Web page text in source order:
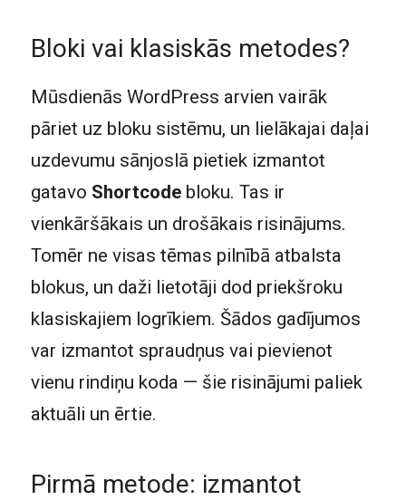
Bloki vai klasiskās metodes?
Mūsdienās WordPress arvien vairāk
pāriet uz bloku sistēmu, un lielākajai daļai
uzdevumu sānjoslā pietiek izmantot
gatavo Shortcodebloku. Tas ir
vienkāršākais un drošākais risinājums.
Tomēr ne visas tēmas pilnībā atbalsta
blokus, un daži lietotāji dod priekšroku
klasiskajiem logrīkiem. Šādos gadījumos
var izmantot spraudņus vai pievienot
vienu rindiņu koda — šie risinājumi paliek
aktuāli un ērtie.
Pirmā metode: izmantot